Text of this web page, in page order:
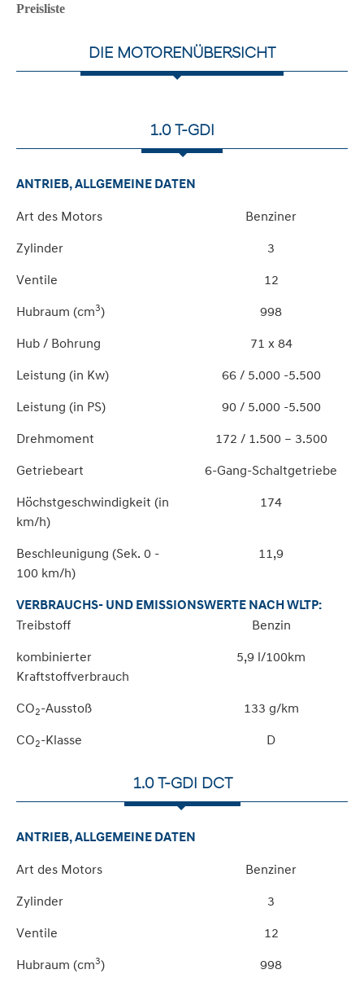
Preisliste
DIE MOTORENÜBERSICHT
1.0 T-GDI
ANTRIEB, ALLGEMEINE DATEN
Art des Motors
Benziner
Zylinder
3
Ventile
12
Hubraum (cm3)
998
Hub / Bohrung
71 x 84
Leistung (in Kw)
66 / 5.000 -5.500
Leistung (in PS)
90 / 5.000 -5.500
Drehmoment
172 / 1.500 – 3.500
Getriebeart
6-Gang-Schaltgetriebe
Höchstgeschwindigkeit (in
km/h)
174
Beschleunigung (Sek. 0 -
100 km/h)
11,9
VERBRAUCHS- UND EMISSIONSWERTE NACH WLTP:
Treibstoff
Benzin
kombinierter
Kraftstoffverbrauch
5,9 l/100km
CO2-Ausstoß
133 g/km
CO2-Klasse D
1.0 T-GDI DCT
ANTRIEB, ALLGEMEINE DATEN
Art des Motors
Benziner
Zylinder
3
Ventile
12
Hubraum (cm3) 998